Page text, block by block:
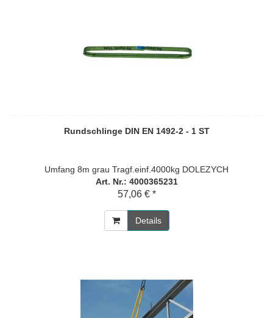
Rundschlinge DIN EN 1492-2 - 1 ST
Umfang 8m grau Tragf.einf.4000kg DOLEZYCH
Art. Nr.: 4000365231
57,06 € *
Details